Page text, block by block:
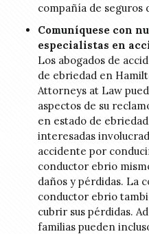
compañía de seguros
Comuníquese con
especialistas en
Los abogados de
de ebriedad en
Attorneys at Law
aspectos de su
en estado de
interesadas
accidente por
conductor ebrio
daños y pérdidas. La
conductor ebrio
cubrir sus pérdidas.
familias pueden